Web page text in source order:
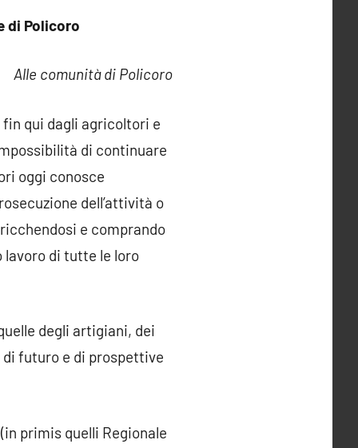
di Policoro
Alle comunità di Policoro
qui dagli agricoltori e
di continuare
oggi conosce
dell’attività o
e comprando
lavoro di tutte le loro
degli artigiani, dei
futuro e di prospettive
primis quelli Regionale